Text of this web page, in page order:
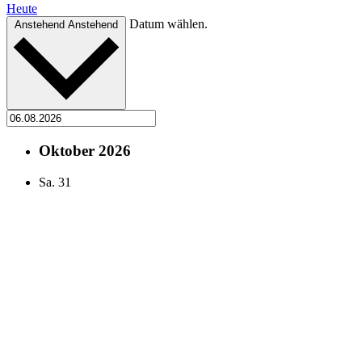
Heute
Anstehend Anstehend Datum wählen.
Oktober 2026
Sa. 31